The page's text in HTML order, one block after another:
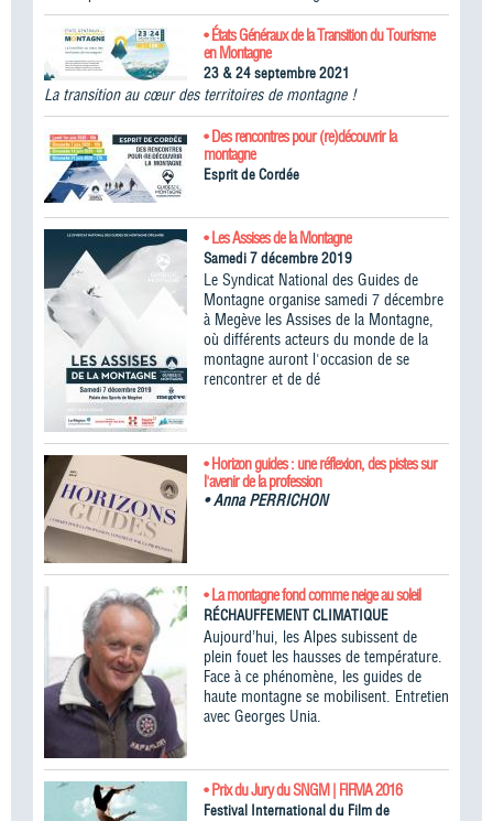
• États Généraux de la Transition du Tourisme
en Montagne
23 & 24 septembre 2021
La transition au cœur des territoires de montagne !
• Des rencontres pour (re)découvrir la
montagne
Esprit de Cordée
• Les Assises de la Montagne
Samedi 7 décembre 2019
Le Syndicat National des Guides de
Montagne organise samedi 7 décembre
à Megève les Assises de la Montagne,
où différents acteurs du monde de la
montagne auront l'occasion de se
rencontrer et de dé
• Horizon guides : une réflexion, des pistes sur
l'avenir de la profession
•Anna PERRICHON
• La montagne fond comme neige au soleil
RÉCHAUFFEMENT CLIMATIQUE
Aujourd’hui, les Alpes subissent de
plein fouet les hausses de température.
Face à ce phénomène, les guides de
haute montagne se mobilisent. Entretien
avec Georges Unia.
• Prix du Jury du SNGM | FIFMA 2016
Festival International du Film de